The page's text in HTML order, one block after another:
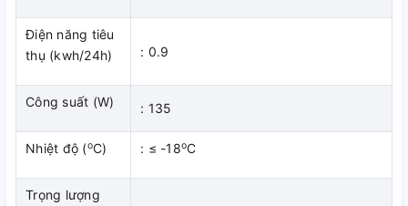
đồng
Đặc điểm tủ đông Sumikura
SKF-300S(JS) 300L 1 ngăn
Điện năng tiêu
thụ (kwh/24h)
: 0.9
Công suất (W) : 135
Nhiệt độ (oC) : ≤ -18oC
Trọng lượng